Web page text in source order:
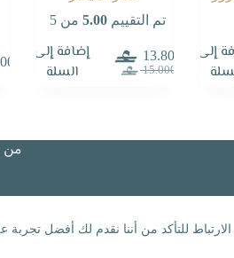
للتأكد من أننا نقدم لك أفضل تجربة
إلى
تم التقييم 5.00من 5
15.000السعر
13.800
السعر
إضافة إلى
السلة
من